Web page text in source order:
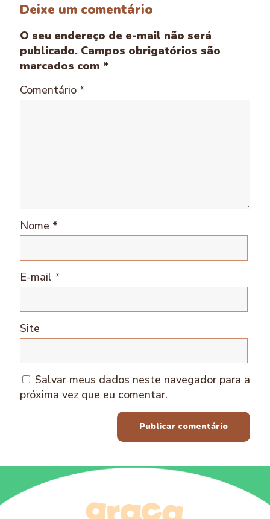
Deixe um comentário
O seu endereço de e-mail não será
publicado. Campos obrigatórios são
marcados com *
Comentário *
Nome *
E-mail *
Site
Salvar meus dados neste navegador para a
próxima vez que eu comentar.